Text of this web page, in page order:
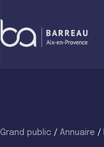
to
content
Grand public / Annuaire /